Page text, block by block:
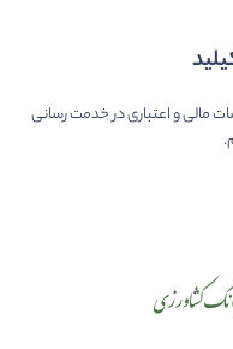
مالی و اعتباری در خدمت رسانی